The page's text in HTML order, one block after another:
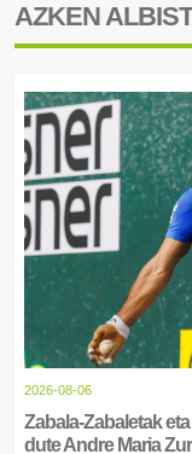
AZKEN
2026-08-06
Zabala-Zabaletak
dute Andre Maria